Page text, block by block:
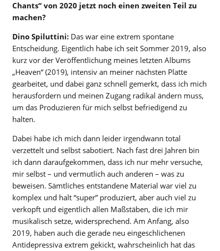
Chants“ von 2020 jetzt noch einen zweiten Teil zu
machen?
Dino Spiluttini: Das war eine extrem spontane
Entscheidung. Eigentlich habe ich seit Sommer 2019, also
kurz vor der Veröffentlichung meines letzten Albums
„Heaven“ (2019), intensiv an meiner nächsten Platte
gearbeitet, und dabei ganz schnell gemerkt, dass ich mich
herausfordern und meinen Zugang radikal ändern muss,
um das Produzieren für mich selbst befriedigend zu
halten.
Dabei habe ich mich dann leider irgendwann total
verzettelt und selbst sabotiert. Nach fast drei Jahren bin
ich dann daraufgekommen, dass ich nur mehr versuche,
mir selbst – und vermutlich auch anderen – was zu
beweisen. Sämtliches entstandene Material war viel zu
komplex und halt “super” produziert, aber auch viel zu
verkopft und eigentlich allen Maßstäben, die ich mir
musikalisch setze, widersprechend. Am Anfang, also
2019, haben auch die gerade neu eingeschlichenen
Antidepressiva extrem gekickt, wahrscheinlich hat das